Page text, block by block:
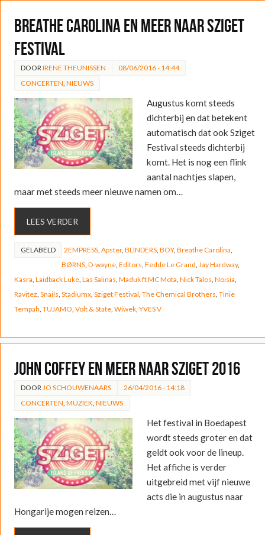
Breathe Carolina en meer naar Sziget
Festival
DOOR IRENE THEUNISSEN
08/06/2016 - 14:44
CONCERTEN NIEUWS
Augustus komt steeds
dichterbij en dat betekent
automatisch dat ook Sziget
Festival steeds dichterbij
komt. Het is nog een flink
aantal nachtjes slapen,
maar met steeds meer nieuwe namen om…
LEES VERDER
GELABELD 2EMPRESS, Apster, BLINDERS, BOY, Breathe Carolina
BØRNS, D-wayne, Editors Fedde Le Grand Jay Hardway,
Kasra Laidback Luke, Las Salinas Maduk ft MC Mota Nick Talos Noisia
Ravitez Snails Stadiumx, Sziget Festival The Chemical Brothers Tinie
Tempah TUJAMO Volt & State, Wiwek, YVES V
John Coffey en meer naar Sziget 2016
DOOR JO SCHOUWENAARS
26/04/2016 - 14:18
CONCERTEN MUZIEK NIEUWS
Het festival in Boedapest
wordt steeds groter en dat
geldt ook voor de lineup.
Het affiche is verder
uitgebreid met vijf nieuwe
acts die in augustus naar
Hongarije mogen reizen…